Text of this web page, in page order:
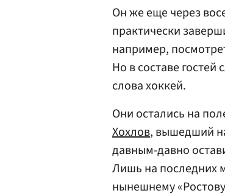
Он же еще через
практически
например,
Но в составе
слова хоккей.
Они остались на
Хохлов, вышедший
давным-давно
Лишь на последних
нынешнему